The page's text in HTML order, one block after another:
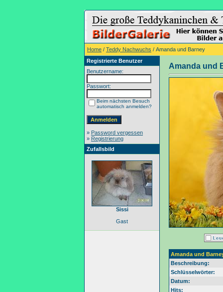
Home / Teddy Nachwuchs / Amanda und Barney
Registrierte Benutzer
Benutzername:
Passwort:
Beim nächsten Besuch
automatisch anmelden?
» Password vergessen
» Registrierung
Zufallsbild
Sissi
Gast
Amanda und
Amanda und
Beschreibung:
Schlüsselwörter:
Datum:
Hits: